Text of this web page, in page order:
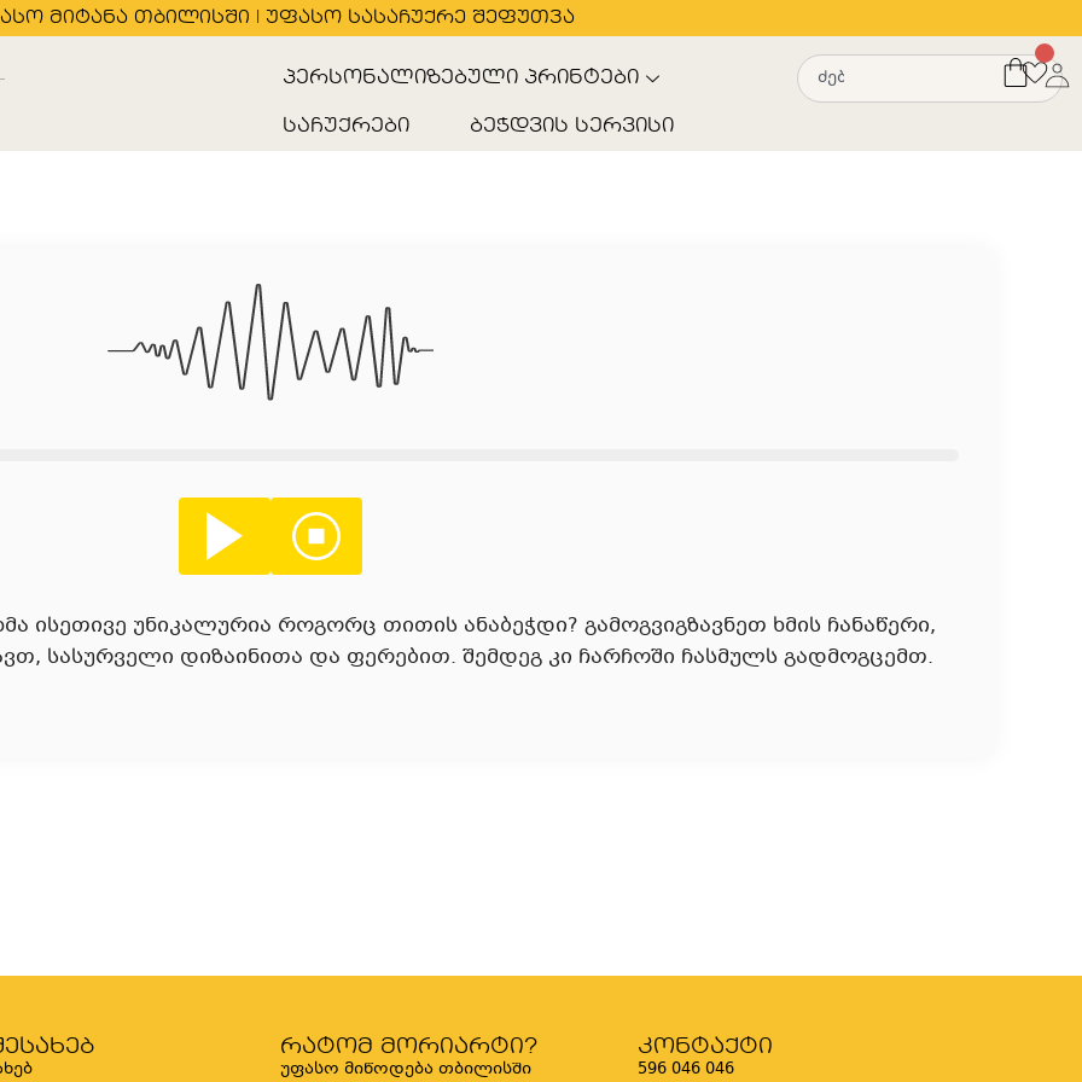
მიტანა თბილისში | უფასო სასაჩუქრე შეფუთვა
პერსონალიზებული პრინტები
საჩუქრები ბეჭდვის სერვისი
ისეთივე უნიკალურია როგორც თითის ანაბეჭდი? გამოგვიგზავნეთ ხმის ჩანაწერი,
სასურველი დიზაინითა და ფერებით. შემდეგ კი ჩარჩოში ჩასმულს გადმოგცემთ.
რატომ მორიარტი?
უფასო მიწოდება თბილისში
კონტაქტი
596 046 046